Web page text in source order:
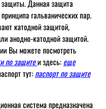
Данная защита
гальванических пар.
катодной защитой,
анодно-катодной защитой.
Вы можете посмотреть
по защитеи здесь: еще
тут: паспорт по защите
система предназначена